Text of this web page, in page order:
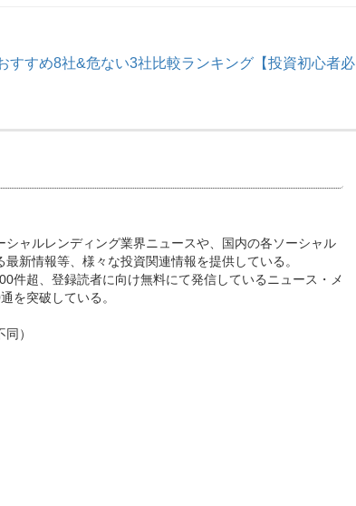
すすめ8社&危ない3社比較ランキング【投資初心者必
ャルレンディング業界ニュースや、国内の各ソーシャル
新情報等、様々な投資関連情報を提供している。
件超、登録読者に向け無料にて発信しているニュース・メ
を突破している。
）